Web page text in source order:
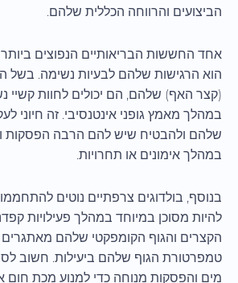
הביצועים והרווחה הכללית שלהם.
אחד החששות הבריאותיים הנפוצים
הוא הרגישות שלהם לבעיות נשימה. בשל
(קצר האף) שלהם, הם יכולים לחוות קשיי
במהלך מאמץ גופני אינטנסיבי. זה חיוני
שלהם ולהבטיח שיש להם הרבה הפסקות
במהלך אימונים או תחרויות.
בנוסף, בולדוגים צרפתיים נוטים
להיות מסוכן במיוחד במהלך פעילויות
הקצרים והגוף הקומפקטי שלהם
טמפרטורת הגוף שלהם ביעילות. חשוב
מים והפסקות מנוחה כדי למנוע מכת חום